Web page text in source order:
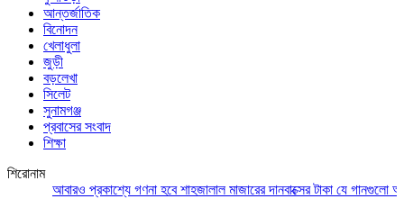
আন্তর্জাতিক
বিনোদন
খেলাধুলা
জুড়ী
বড়লেখা
সিলেট
সুনামগঞ্জ
প্রবাসের সংবাদ
শিক্ষা
শিরোনাম
আবারও প্রকাশ্যে গণনা হবে শাহজালাল মাজারের দানবাক্সের টাকাযে গানগুলো আজও